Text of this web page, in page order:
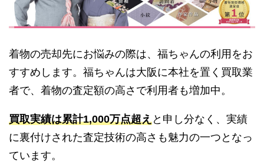
着物の売却先にお悩みの際は、福ちゃんの利用をお
すすめします。福ちゃんは大阪に本社を置く買取業
者で、着物の査定額の高さで利用者も増加中。
買取実績は累計1,000万点超えと申し分なく、実績
に裏付けされた査定技術の高さも魅力の一つとなっ
ています。